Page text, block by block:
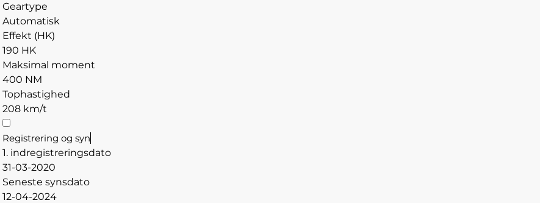
Geartype
Automatisk
Effekt (HK)
190 HK
Maksimal moment
400 NM
Tophastighed
208 km/t
Registrering og syn
1. indregistreringsdato
31-03-2020
Seneste synsdato
12-04-2024